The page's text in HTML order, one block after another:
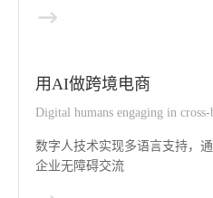
用AI做跨境电商
Digital humans engaging in
数字人技术实现多语言支持，
企业无障碍交流